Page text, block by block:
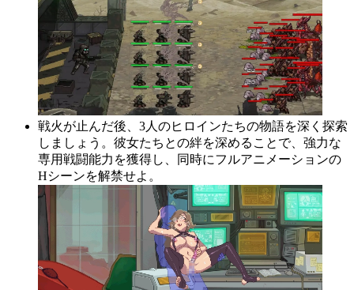
戦火が止んだ後、3人のヒロインたちの物語を深く探索
しましょう。彼女たちとの絆を深めることで、強力な
専用戦闘能力を獲得し、同時にフルアニメーションの
Hシーンを解禁せよ。